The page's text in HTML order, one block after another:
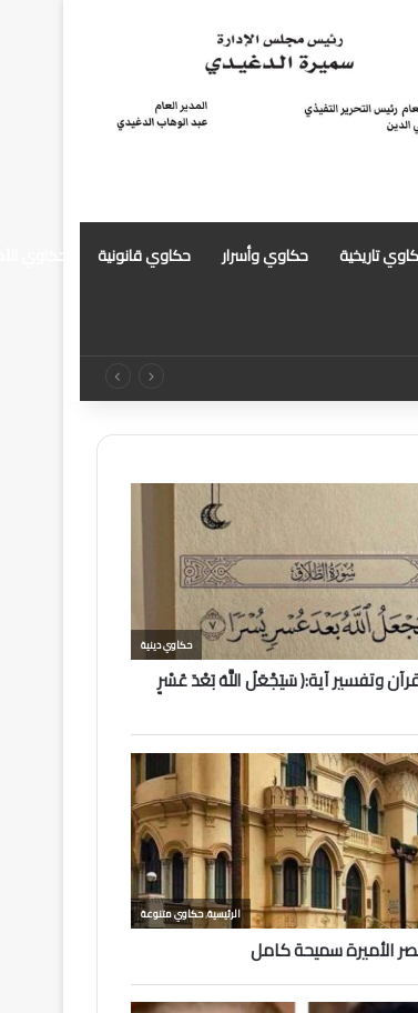
تاريخية حكاوي وأسرار حكاوي قانونية حكاوي